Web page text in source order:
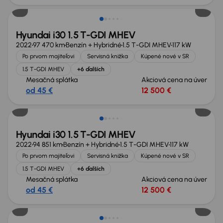
Hyundai i30 1.5 T-GDI MHEV
202297 470 kmBenzín + Hybridné1.5 T-GDI MHEV117 kW
Po prvom majiteľovi Servisná knižka
Kúpené nové v SR
1.5 T-GDI MHEV
+6 ďalších
Mesačná splátka
od 45 €
Akciová cena na úver
12 500 €
Nové v ponuke
Hyundai i30 1.5 T-GDI MHEV
202294 851 kmBenzín + Hybridné1.5 T-GDI MHEV117 kW
Po prvom majiteľovi Servisná knižka
Kúpené nové v SR
1.5 T-GDI MHEV
+6 ďalších
Mesačná splátka
od 45 €
Akciová cena na úver
12 500 €